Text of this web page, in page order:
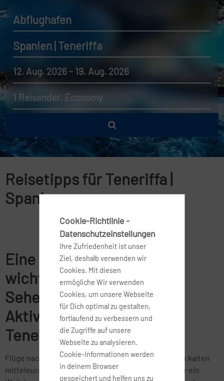
Abflughafen
Spanien | Teneriffa
12. Aug. 2026 - 19. Aug. 2026
1 Reisender, Economy
Reisetipps für Teneriffa |
Spanien
Eine Übersicht über die
wichtigsten
Sehenswürdigkeiten,
Aktivitäten, und Tipps für
Teneriffa (Spanien)
Flüge nach Teneriffa sind wie geschaffen dafür, den kalten
mitteleuropäischen Herbst- und Wintermonaten für ein
Cookie-Richtlinie -
Datenschutzeinstellungen
Ihre Zufriedenheit ist unser
Ziel, deshalb verwenden wir
Cookies. Mit diesen
ermögliche Wir verwenden
Cookies, um unsere Webseite
für Dich optimal zu gestalten,
fortlaufend zu verbessern und
die Zugriffe auf unsere
Webseite zu analysieren.
Cookie-Informationen werden
in deinem Browser
gespeichert und helfen uns zu